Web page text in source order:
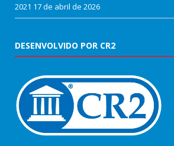
2021 17 de abril de 2026
DESENVOLVIDO POR CR2